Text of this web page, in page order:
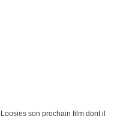
son prochain film dont il